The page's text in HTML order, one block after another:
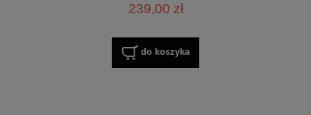
239,00 zł
do koszyka